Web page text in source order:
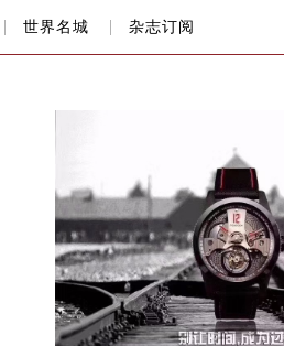
世界名城 杂志订阅